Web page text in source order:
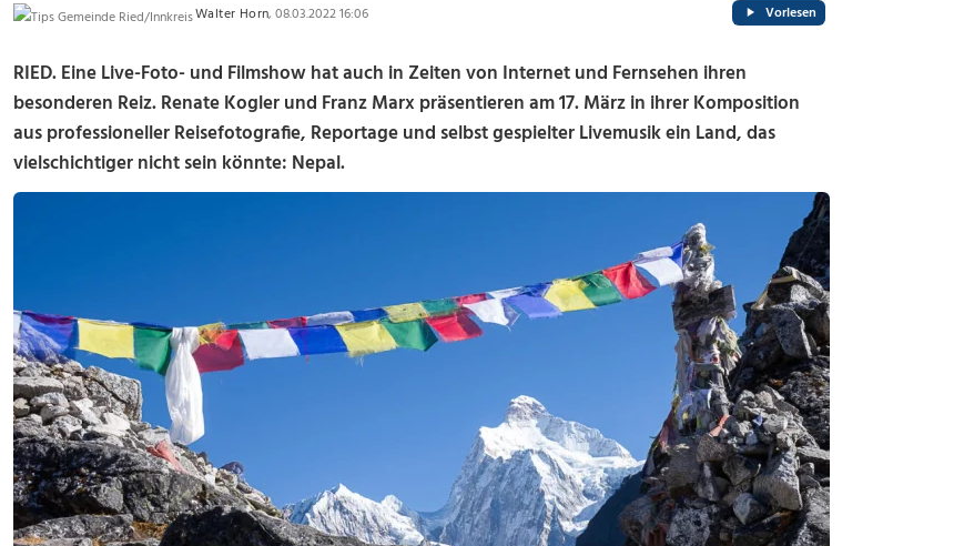
Walter Horn, 08.03.2022 16:06 Vorlesen
RIED. Eine Live-Foto- und Filmshow hat auch in Zeiten von Internet und Fernsehen ihren
besonderen Reiz. Renate Kogler und Franz Marx präsentieren am 17. März in ihrer Komposition
aus professioneller Reisefotografie, Reportage und selbst gespielter Livemusik ein Land, das
vielschichtiger nicht sein könnte: Nepal.